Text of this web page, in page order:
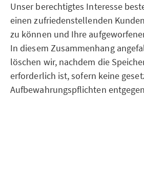
Unser berechtigtes Interesse
einen zufriedenstellenden
zu können und Ihre
In diesem Zusammenhang
löschen wir, nachdem die
erforderlich ist, sofern keine
Aufbewahrungspflichten